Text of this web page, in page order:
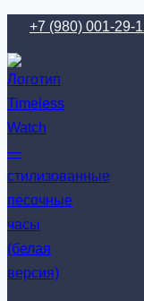
Перейти
к
содержимому
+7 (980) 001-29-